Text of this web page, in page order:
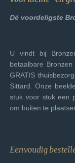
Dé voordeligste
U vindt bij
betaalbare
GRATIS
Sittard. Onze
stuk voor stuk een
om buiten te
Eenvoudig